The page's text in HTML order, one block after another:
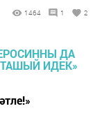
1464 1 2